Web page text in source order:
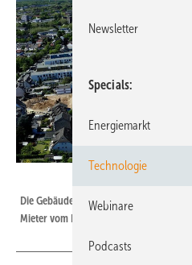
Die Gebäude im Quartier Ossendorfer
Mieter vom Dach.
Newsletter
Specials
Energiemarkt
Technologie
Webinare
Podcasts